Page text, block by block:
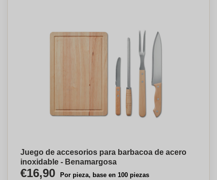
Juego de accesorios para barbacoa de acero
inoxidable - Benamargosa
€16,90 Por pieza, base en 100 piezas